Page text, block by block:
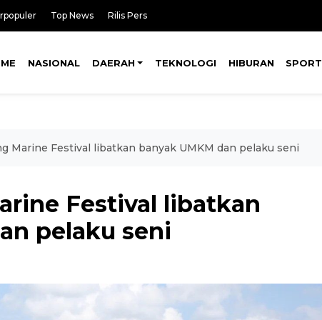
Top News Rilis Pers
NASIONAL DAERAH TEKNOLOGI HIBURAN SPORT
Marine Festival libatkan banyak UMKM dan pelaku seni
Festival libatkan
pelaku seni